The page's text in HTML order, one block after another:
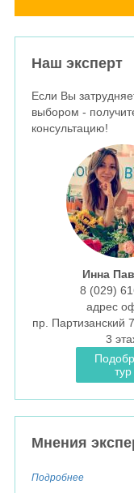
Наш эксперт
Если Вы
выбором -
консультацию!
Инна
8 (029)
aдрес
пр. Партизанский
3
тур
Мнения
Подробнее